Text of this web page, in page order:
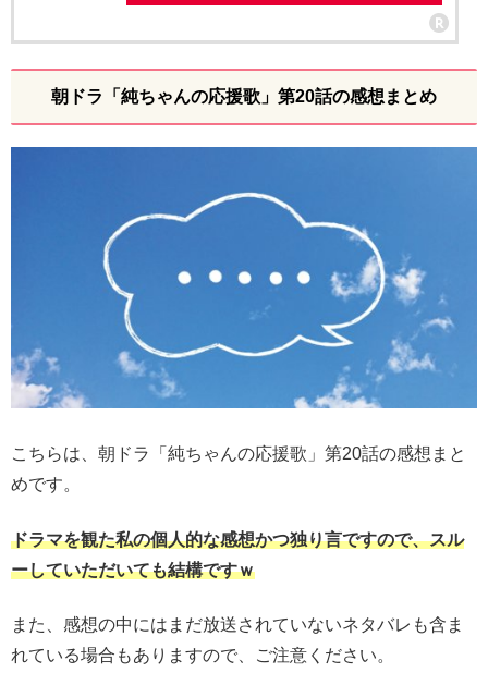
朝ドラ「純ちゃんの応援歌」第20話の感想まとめ
こちらは、朝ドラ「純ちゃんの応援歌」第20話の感想まと
めです。
ドラマを観た私の個人的な感想かつ独り言ですので、スル
ーしていただいても結構ですｗ
また、感想の中にはまだ放送されていないネタバレも含ま
れている場合もありますので、ご注意ください。